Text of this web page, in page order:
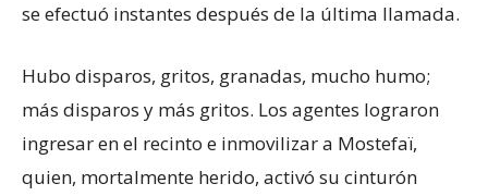
se efectuó instantes después de la última llamada.
Hubo disparos, gritos, granadas, mucho humo;
más disparos y más gritos. Los agentes lograron
ingresar en el recinto e inmovilizar a Mostefaï,
quien, mortalmente herido, activó su cinturón